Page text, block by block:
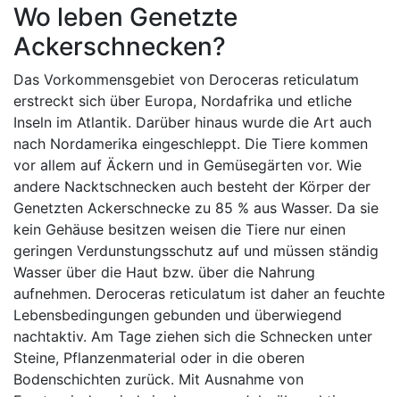
Wo leben Genetzte
Ackerschnecken?
Das Vorkommensgebiet von Deroceras reticulatum
erstreckt sich über Europa, Nordafrika und etliche
Inseln im Atlantik. Darüber hinaus wurde die Art auch
nach Nordamerika eingeschleppt. Die Tiere kommen
vor allem auf Äckern und in Gemüsegärten vor. Wie
andere Nacktschnecken auch besteht der Körper der
Genetzten Ackerschnecke zu 85 % aus Wasser. Da sie
kein Gehäuse besitzen weisen die Tiere nur einen
geringen Verdunstungsschutz auf und müssen ständig
Wasser über die Haut bzw. über die Nahrung
aufnehmen. Deroceras reticulatum ist daher an feuchte
Lebensbedingungen gebunden und überwiegend
nachtaktiv. Am Tage ziehen sich die Schnecken unter
Steine, Pflanzenmaterial oder in die oberen
Bodenschichten zurück. Mit Ausnahme von